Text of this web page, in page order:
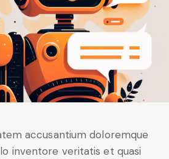
accusantium doloremque
inventore veritatis et quasi